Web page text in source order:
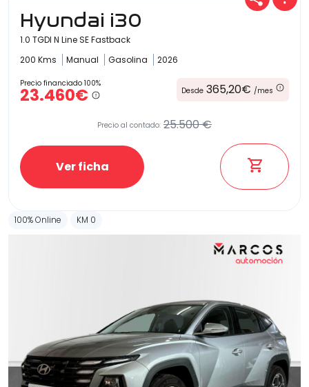
Hyundai i30
1.0 TGDI N Line SE Fastback
200 Kms
Manual Gasolina 2026
Precio financiado 100%
23.460€ Desde 365,20€ /mes
Precio al contado: 25.500 €
Ver ficha
100% Online KM 0